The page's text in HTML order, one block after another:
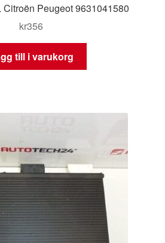
Citroën Peugeot 9631041580
kr356
till i varukorg